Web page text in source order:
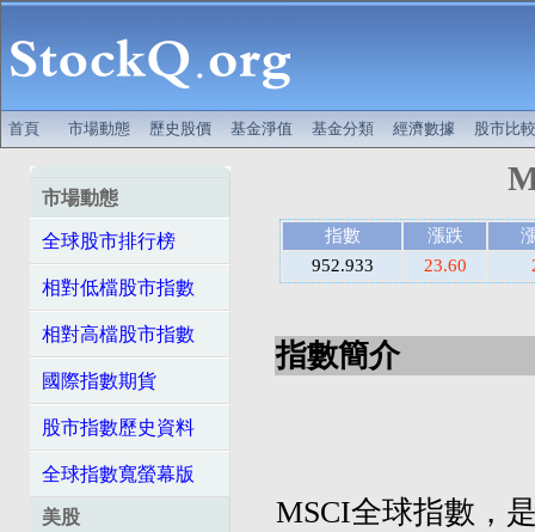
首頁 市場動態 歷史股價 基金淨值 基金分類 經濟數據 股市比較
市場動態
全球股市排行榜
相對低檔股市指數
相對高檔股市指數
國際指數期貨
股市指數歷史資料
全球指數寬螢幕版
美股
指數 漲跌
952.933
23.60
指數簡介
MSCI全球指數，